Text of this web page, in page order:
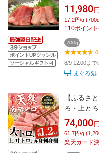
ポイントUPジャンル
ソーシャルギフト可
お中元 敬
寿司 おつ
bf6》〈bf1
11,980 円
17.2円/g
110ポイント
700g
8/9 12:00まで
まぐろ処
【ふるさ
ろ・上と
1.2kg) ま
とろ 上と
ク 海鮮丼
74,000 円
61.7円/g
楽天カード